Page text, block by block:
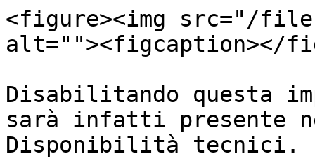
<figure><img src="/files/
alt=""><figcaption></
Disabilitando questa
sarà infatti presente
Disponibilità tecnici.